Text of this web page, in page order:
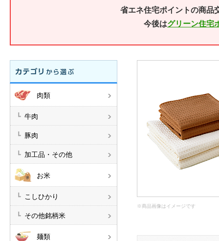
省エネ住宅ポイントの商品
今後はグリーン住宅
※商品画像はイメージです
肉類
牛肉
豚肉
加工品・その他
お米
こしひかり
その他銘柄米
麺類